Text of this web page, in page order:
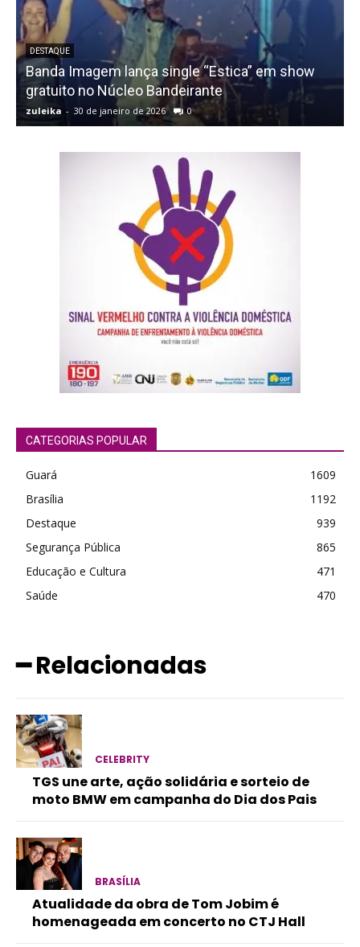
DESTAQUE
Banda Imagem lança single “Estica” em show
gratuito no Núcleo Bandeirante
zuleika - 30 de janeiro de 2026 0
CATEGORIAS POPULAR
Guará
1609
Brasília
1192
Destaque
939
Segurança Pública
865
Educação e Cultura
471
Saúde
470
━ Relacionadas
CELEBRITY
TGS une arte, ação solidária e sorteio de
moto BMW em campanha do Dia dos Pais
BRASÍLIA
Atualidade da obra de Tom Jobim é
homenageada em concerto no CTJ Hall